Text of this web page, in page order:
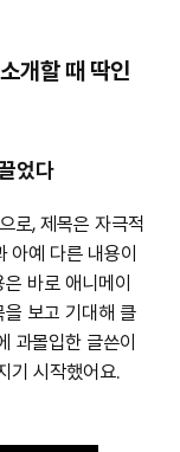
할 때 딱인
었다
로, 제목은 자극적
아예 다른 내용이
바로 애니메이
보고 기대해 클
과몰입한 글쓴이
기 시작했어요.